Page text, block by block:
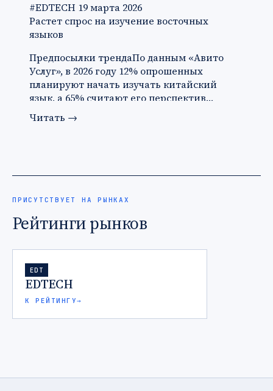
#EDTECH 19 марта 2026
Растет спрос на изучение восточных
языков
Предпосылки трендаПо данным «Авито
Услуг», в 2026 году 12% опрошенных
планируют начать изучать китайский
язык, а 65% считают его перспектив…
Читать →
ПРИСУТСТВУЕТ НА РЫНКАХ
Рейтинги рынков
EDT
EDTECH
К РЕЙТИНГУ→